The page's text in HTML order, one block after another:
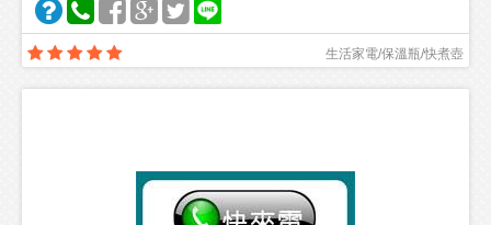
生活家電/保溫瓶/快煮壺